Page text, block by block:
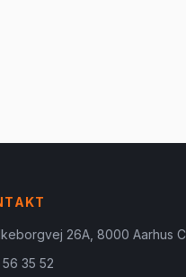
26A, 8000 Aarhus C
56 35 52